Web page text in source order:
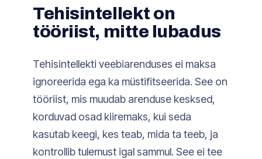
Tehisintellekt on
tööriist, mitte lubadus
Tehisintellekti veebiarenduses ei maksa
ignoreerida ega ka müstifitseerida. See on
tööriist, mis muudab arenduse kesksed,
korduvad osad kiiremaks, kui seda
kasutab keegi, kes teab, mida ta teeb, ja
kontrollib tulemust igal sammul. See ei tee